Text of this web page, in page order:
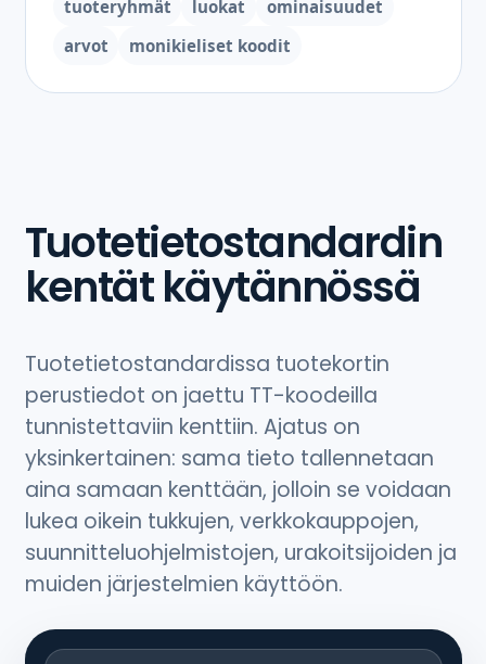
tuoteryhmät luokat
ominaisuudet
arvot
monikieliset koodit
Tuotetietostandardin
kentät käytännössä
Tuotetietostandardissa tuotekortin
perustiedot on jaettu TT-koodeilla
tunnistettaviin kenttiin. Ajatus on
yksinkertainen: sama tieto tallennetaan
aina samaan kenttään, jolloin se voidaan
lukea oikein tukkujen, verkkokauppojen,
suunnitteluohjelmistojen, urakoitsijoiden ja
muiden järjestelmien käyttöön.